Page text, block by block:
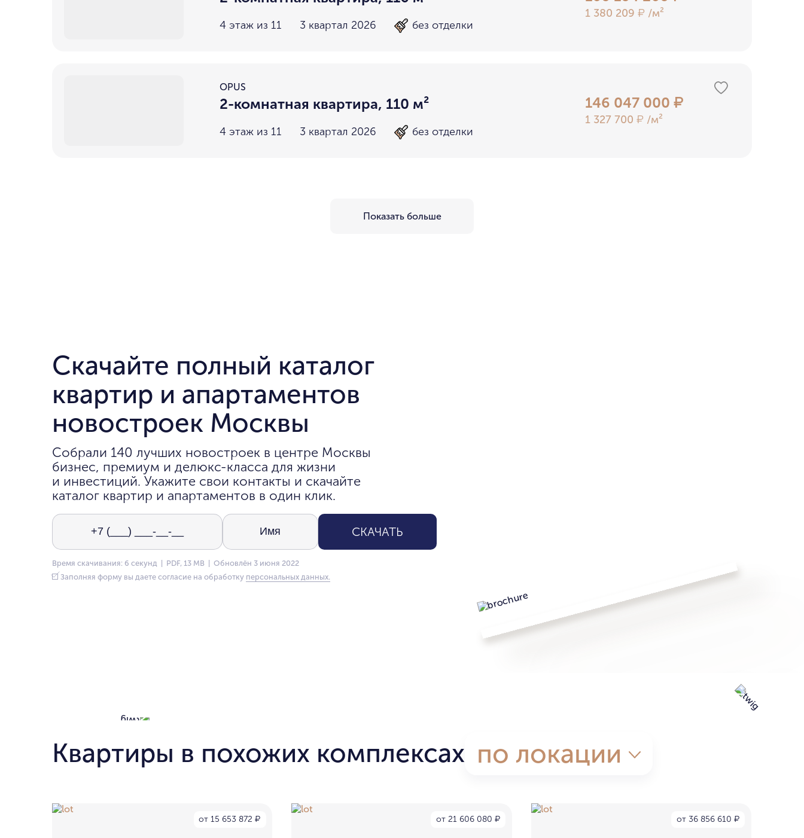
4 этаж из 11 3 квартал 2026 без отделки
1 380 209 ₽ /м²
OPUS
2-комнатная квартира, 110 м²
4 этаж из 11 3 квартал 2026 без отделки
146 047 000 ₽
1 327 700 ₽ /м²
Показать больше
Скачайте полный каталог
квартир и апартаментов
новостроек Москвы
Собрали 140 лучших новостроек в центре Москвы
бизнес, премиум и делюкс-класса для жизни
и инвестиций. Укажите свои контакты и скачайте
каталог квартир и апартаментов в один клик.
СКАЧАТЬ
Время скачивания: 6 секунд | PDF, 13 MB | Обновлён 3 июня 2022
Заполняя форму вы даете согласие на обработку персональных данных.
Квартиры в похожих комплексах по локации
от 15 653 872₽ от 21 606 080 ₽ от 36 856 610 ₽